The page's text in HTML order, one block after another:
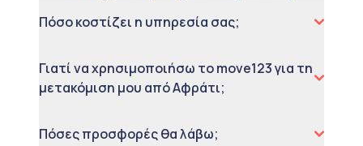
Πόσο κοστίζει η υπηρεσία σας;
Γιατί να χρησιμοποιήσω το move123 για τη
μετακόμιση μου από Αφράτι;
Πόσες προσφορές θα λάβω;